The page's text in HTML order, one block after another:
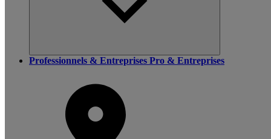
Professionnels & Entreprises Pro & Entreprises